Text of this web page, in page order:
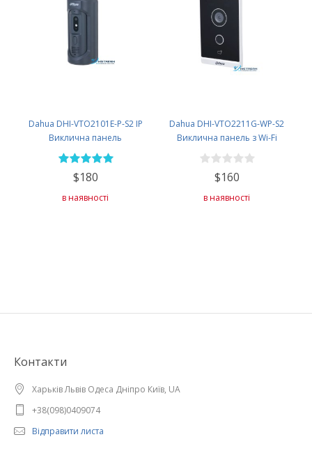
Dahua DHI-VTO2101E-P-S2 IP
Виклична панель
$180
в наявності
Dahua DHI-VTO2211G-WP-S2
Виклична панель з Wi-Fi
$160
в наявності
Контакти
Харьків Львів Одеса Дніпро Київ, UA
+38(098)0409074
Відправити листа